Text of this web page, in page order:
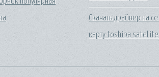
Скачать драйвер на
карту toshiba satellite